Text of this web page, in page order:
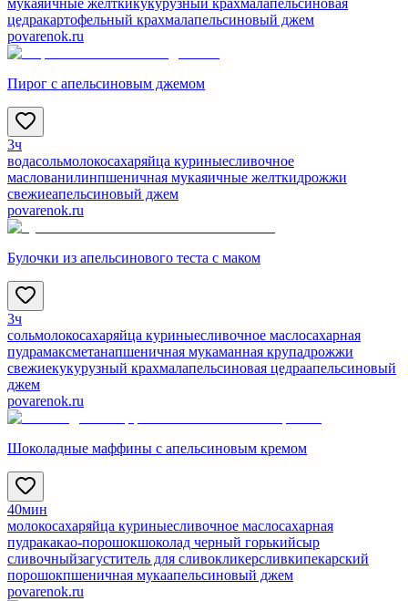
мукаяичные желткикукурузный крахмалапельсиновая
цедракартофельный крахмалапельсиновый джем
povarenok.ru
Пирог с апельсиновым джемом
3ч
водасольмолокосахаряйца куриныесливочное
маслованилинпшеничная мукаяичные желткидрожжи
свежиеапельсиновый джем
povarenok.ru
Булочки из апельсинового теста с маком
3ч
сольмолокосахаряйца куриныесливочное маслосахарная
пудрамаксметанапшеничная мукаманная крупадрожжи
свежиекукурузный крахмалапельсиновая цедраапельсиновый
джем
povarenok.ru
Шоколадные маффины с апельсиновым кремом
40мин
молокосахаряйца куриныесливочное маслосахарная
пудракакао-порошокшоколад черный горькийсыр
сливочныйзагуститель для сливокликерсливкипекарский
порошокпшеничная мукаапельсиновый джем
povarenok.ru